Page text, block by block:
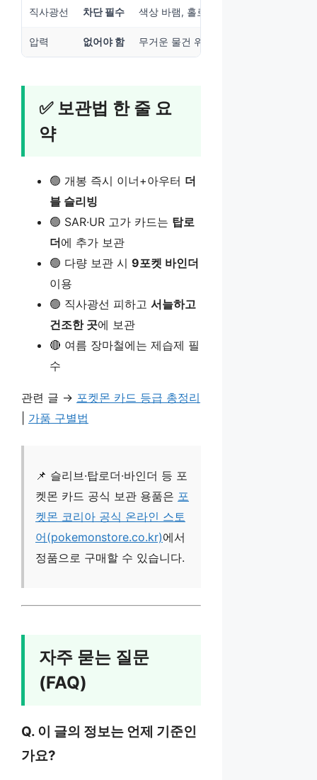
직사광선 차단 필수 색상 바램, 홀로그램 손상
압력 없어야 함 무거운 물건 위에 올려두면 카드 휨
✅ 보관법 한 줄 요
약
🟢 개봉 즉시 이너+아우터 더
블 슬리빙
🟢 SAR·UR 고가 카드는 탑로
더에 추가 보관
🟢 다량 보관 시 9포켓 바인더
이용
🟢 직사광선 피하고 서늘하고
건조한 곳에 보관
🔴 여름 장마철에는 제습제 필
수
관련 글 → 포켓몬 카드 등급 총정리
가품 구별법
📌 슬리브·탑로더·바인더 등 포
켓몬 카드 공식 보관 용품은 포
켓몬 코리아 공식 온라인 스토
어(pokemonstore.co.kr)에서
정품으로 구매할 수 있습니다.
자주 묻는 질문
(FAQ)
Q. 이 글의 정보는 언제 기준인
가요?